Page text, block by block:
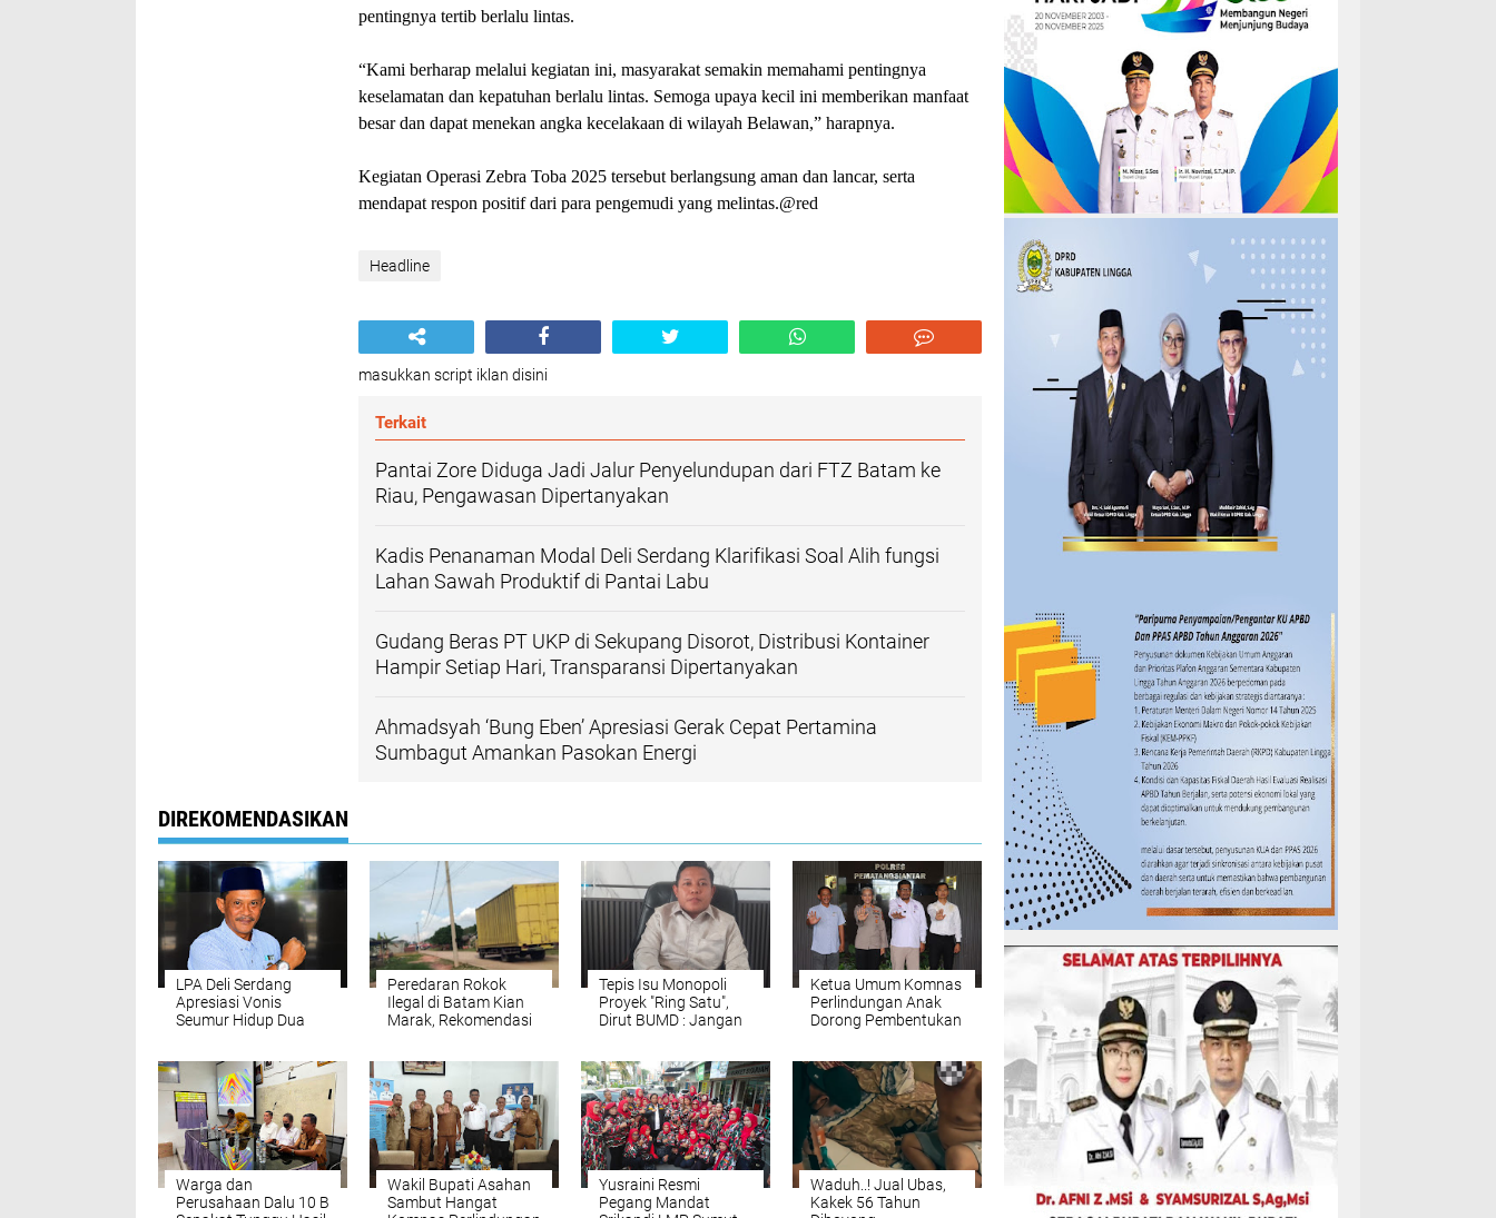
pentingnya tertib berlalu lintas.
“Kami berharap melalui kegiatan ini, masyarakat semakin memahami pentingnya
keselamatan dan kepatuhan berlalu lintas. Semoga upaya kecil ini memberikan manfaat
besar dan dapat menekan angka kecelakaan di wilayah Belawan,” harapnya.
Kegiatan Operasi Zebra Toba 2025 tersebut berlangsung aman dan lancar, serta
mendapat respon positif dari para pengemudi yang melintas.@red
Headline
masukkan script iklan disini
Terkait
Pantai Zore Diduga Jadi Jalur Penyelundupan dari FTZ Batam ke
Riau, Pengawasan Dipertanyakan
Kadis Penanaman Modal Deli Serdang Klarifikasi Soal Alih fungsi
Lahan Sawah Produktif di Pantai Labu
Gudang Beras PT UKP di Sekupang Disorot, Distribusi Kontainer
Hampir Setiap Hari, Transparansi Dipertanyakan
Ahmadsyah ‘Bung Eben’ Apresiasi Gerak Cepat Pertamina
Sumbagut Amankan Pasokan Energi
DIREKOMENDASIKAN
LPA Deli Serdang
Apresiasi Vonis
Seumur Hidup Dua
di Lubuk Pakam,
Desak Polisi Segera
Tangkap DPO
Peredaran Rokok
Ilegal di Batam Kian
Marak, Rekomendasi
Kembali Disorot
Tepis Isu Monopoli
Proyek "Ring Satu",
Dirut BUMD : Jangan
Ketua Umum Komnas
Perlindungan Anak
Dorong Pembentukan
Audiensi dengan
Polres
Pematangsiantar
Warga dan
Perusahaan Dalu 10 B
Wakil Bupati Asahan
Sambut Hangat
Yusraini Resmi
Pegang Mandat
Waduh..! Jual Ubas,
Kakek 56 Tahun